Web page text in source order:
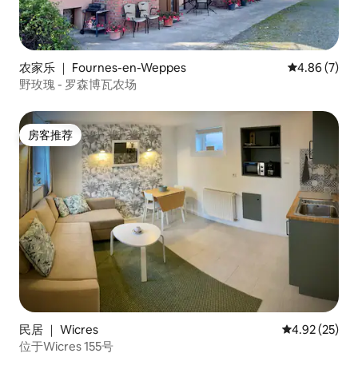
农家乐 ｜ Fournes-en-Weppes 平均评分
4.86 (7)
野玫瑰 - 罗森博瓦农场
房客推荐
房客推荐
民居 ｜ Wicres 平均评分
4.92 (25)
位于Wicres 155号